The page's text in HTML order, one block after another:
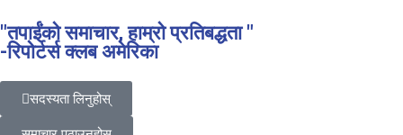
"तपाईंको समाचार, हाम्रो प्रतिबद्धता "
-रिपोर्टर्स क्लब अमेरिका
सदस्यता लिनुहोस्